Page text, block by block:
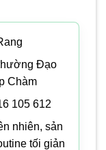
Đạo
Chàm
105 612
nhiên, sản
tối giản